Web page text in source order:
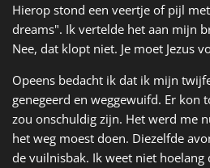
Hierop stond een veertje of pijl
dreams". Ik vertelde het aan mijn
Nee, dat klopt niet. Je moet Jezus
Opeens bedacht ik dat ik mijn
genegeerd en weggewuifd. Er kon
zou onschuldig zijn. Het werd me
het weg moest doen. Diezelfde
de vuilnisbak. Ik weet niet hoelang